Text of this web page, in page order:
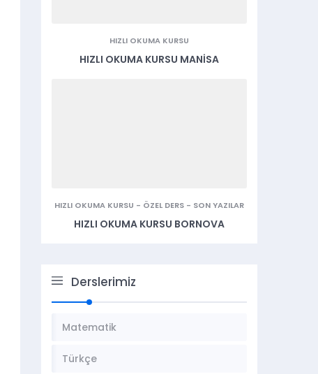
HIZLI OKUMA KURSU
HIZLI OKUMA KURSU MANISA
HIZLI OKUMA KURSU - ÖZEL DERS - SON YAZILAR
HIZLI OKUMA KURSU BORNOVA
Derslerimiz
Matematik
Türkçe